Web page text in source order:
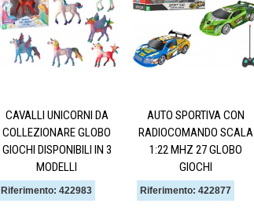
CAVALLI UNICORNI DA
COLLEZIONARE GLOBO
GIOCHI DISPONIBILI IN 3
MODELLI
Riferimento: 422983
AUTO SPORTIVA CON
RADIOCOMANDO SCALA
1:22 MHZ 27 GLOBO
GIOCHI
Riferimento: 422877